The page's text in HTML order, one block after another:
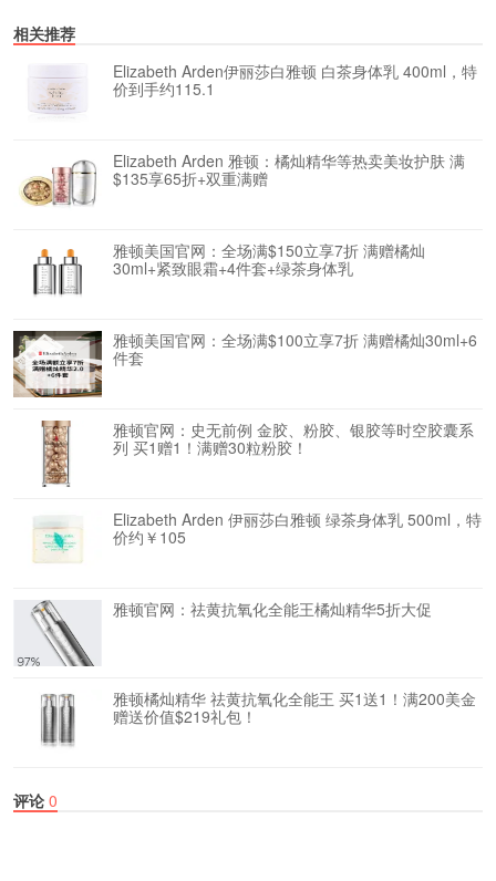
相关推荐
Elizabeth Arden伊丽莎白雅顿 白茶身体乳 400ml，特
价到手约115.1
Elizabeth Arden 雅顿：橘灿精华等热卖美妆护肤 满
$135享65折+双重满赠
雅顿美国官网：全场满$150立享7折 满赠橘灿
30ml+紧致眼霜+4件套+绿茶身体乳
雅顿美国官网：全场满$100立享7折 满赠橘灿30ml+6
件套
雅顿官网：史无前例 金胶、粉胶、银胶等时空胶囊系
列 买1赠1！满赠30粒粉胶！
Elizabeth Arden 伊丽莎白雅顿 绿茶身体乳 500ml，特
价约￥105
雅顿官网：祛黄抗氧化全能王橘灿精华5折大促
雅顿橘灿精华 祛黄抗氧化全能王 买1送1！满200美金
赠送价值$219礼包！
评论 0